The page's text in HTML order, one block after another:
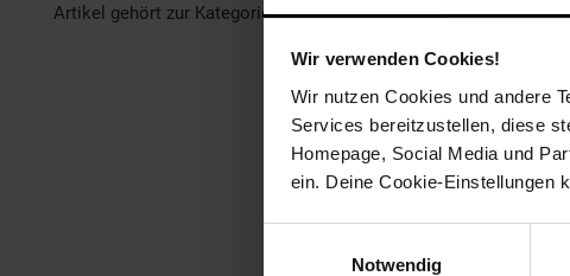
Wir verwenden Cookies!
Wir nutzen Cookies und andere
Services bereitzustellen, diese
Homepage, Social Media und
ein. Deine Cookie-Einstellungen
Notwendig
Artikel gehört zur Kategorie:Weiteres Bad-Zubehör